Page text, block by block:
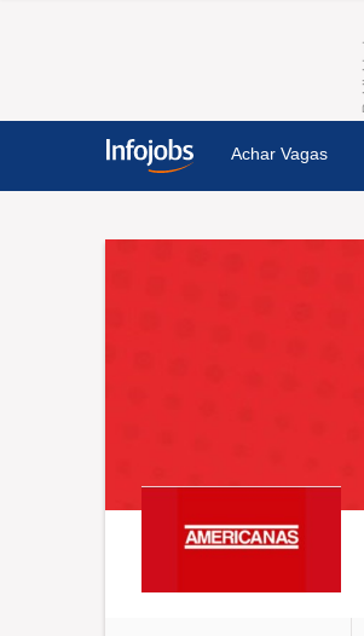
Achar Vagas